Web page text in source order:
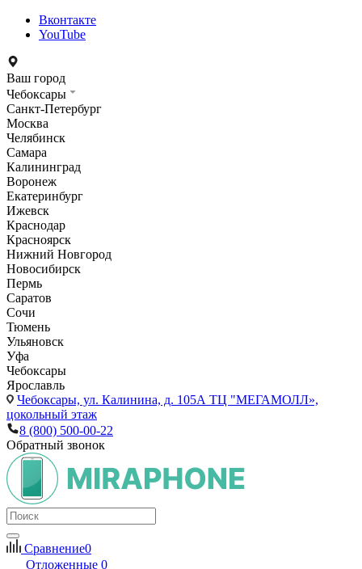
Вконтакте
YouTube
Ваш город
Чебоксары
Санкт-Петербург
Москва
Челябинск
Самара
Калининград
Воронеж
Екатеринбург
Ижевск
Краснодар
Красноярск
Нижний Новгород
Новосибирск
Пермь
Саратов
Сочи
Тюмень
Ульяновск
Уфа
Чебоксары
Ярославль
Чебоксары, ул. Калинина, д. 105А ТЦ "МЕГАМОЛЛ»,
цокольный этаж
8 (800) 500-00-22
Обратный звонок
Сравнение0
Отложенные 0